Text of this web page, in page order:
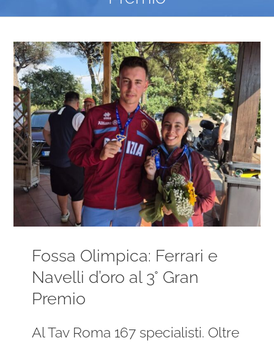
Ingrandisci
immagine
Fossa Olimpica: Ferrari e
Navelli d’oro al 3° Gran
Premio
Al Tav Roma 167 specialisti. Oltre